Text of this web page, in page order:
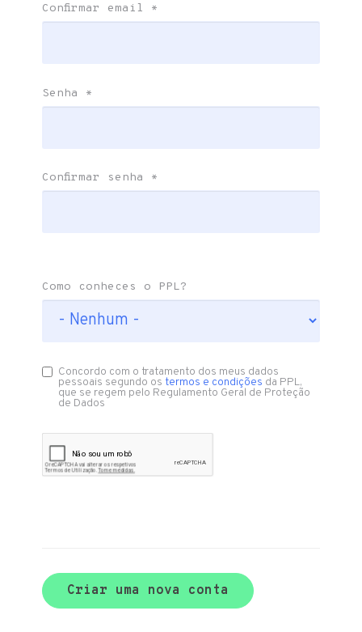
Confirmar email *
Senha *
Confirmar senha *
Como conheces o PPL?
Concordo com o tratamento dos meus dados
pessoais segundo ostermos e condições da PPL,
que se regem pelo Regulamento Geral de Proteção
de Dados
Criar uma nova conta